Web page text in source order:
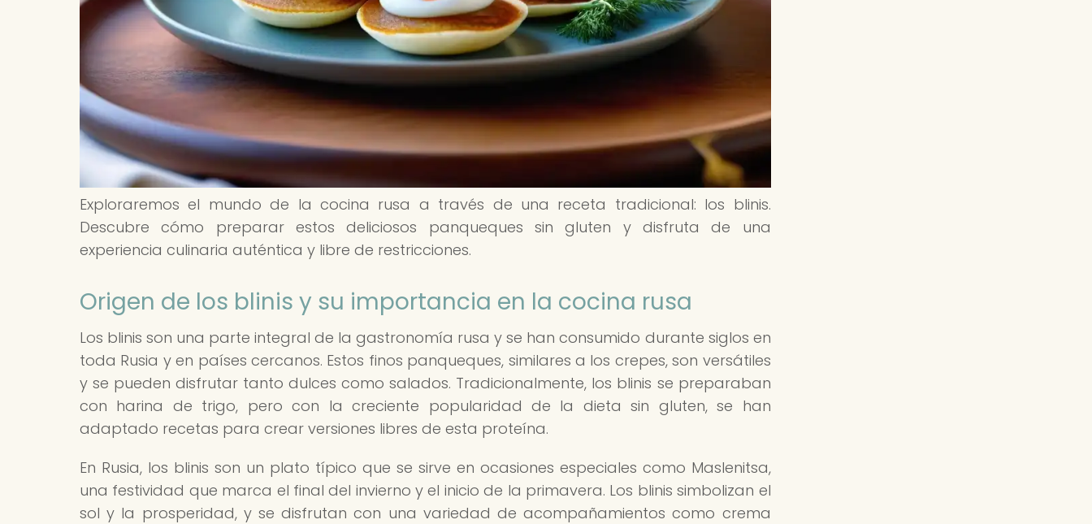
Exploraremos el mundo de la cocina rusa a través de una receta tradicional: los blinis.
Descubre cómo preparar estos deliciosos panqueques sin gluten y disfruta de una
experiencia culinaria auténtica y libre de restricciones.
Origen de los blinis y su importancia en la cocina rusa
Los blinis son una parte integral de la gastronomía rusa y se han consumido durante siglos en
toda Rusia y en países cercanos. Estos finos panqueques, similares a los crepes, son versátiles
y se pueden disfrutar tanto dulces como salados. Tradicionalmente, los blinis se preparaban
con harina de trigo, pero con la creciente popularidad de la dieta sin gluten, se han
adaptado recetas para crear versiones libres de esta proteína.
En Rusia, los blinis son un plato típico que se sirve en ocasiones especiales como Maslenitsa,
una festividad que marca el final del invierno y el inicio de la primavera. Los blinis simbolizan el
sol y la prosperidad, y se disfrutan con una variedad de acompañamientos como crema